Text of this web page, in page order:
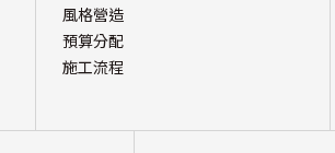
風格營造
預算分配
施工流程